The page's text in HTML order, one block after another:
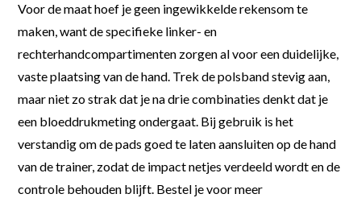
Voor de maat hoef je geen ingewikkelde rekensom te
maken, want de specifieke linker- en
rechterhandcompartimenten zorgen al voor een duidelijke,
vaste plaatsing van de hand. Trek de polsband stevig aan,
maar niet zo strak dat je na drie combinaties denkt dat je
een bloeddrukmeting ondergaat. Bij gebruik is het
verstandig om de pads goed te laten aansluiten op de hand
van de trainer, zodat de impact netjes verdeeld wordt en de
controle behouden blijft. Bestel je voor meer